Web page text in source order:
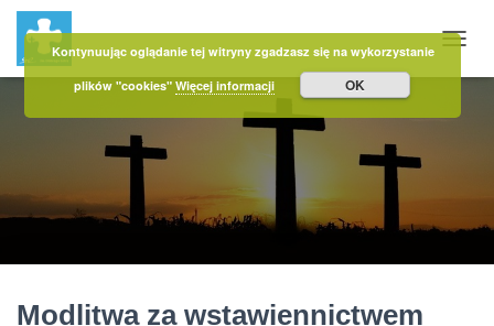
Modlitwa za wstawiennictwem
Kontynuując oglądanie tej witryny zgadzasz się na wykorzystanie
plików "cookies"Więcej informacji OK